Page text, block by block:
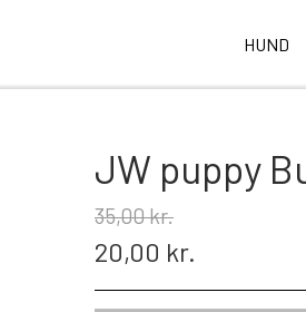
HUND
JW puppy
35,00 kr.
20,00 kr.